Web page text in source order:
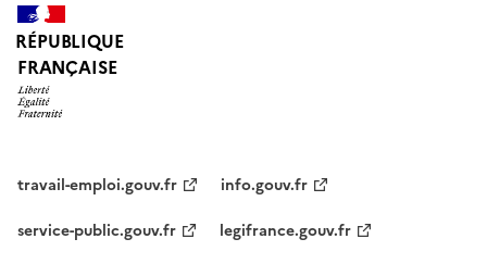
RÉPUBLIQUE
FRANÇAISE
travail-emploi.gouv.fr
info.gouv.fr
service-public.gouv.fr
legifrance.gouv.fr